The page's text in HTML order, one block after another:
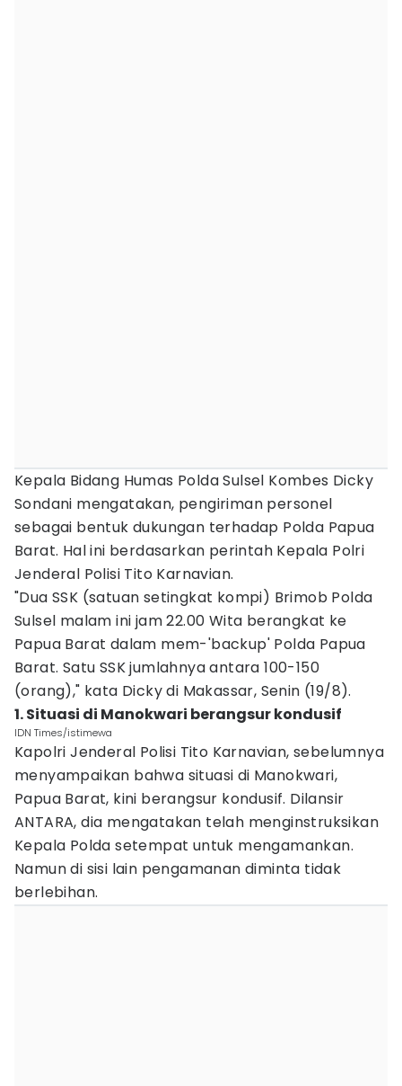
Kepala Bidang Humas Polda Sulsel Kombes Dicky
Sondani mengatakan, pengiriman personel
sebagai bentuk dukungan terhadap Polda Papua
Barat. Hal ini berdasarkan perintah Kepala Polri
Jenderal Polisi Tito Karnavian.
"Dua SSK (satuan setingkat kompi) Brimob Polda
Sulsel malam ini jam 22.00 Wita berangkat ke
Papua Barat dalam mem-'backup' Polda Papua
Barat. Satu SSK jumlahnya antara 100-150
(orang)," kata Dicky di Makassar, Senin (19/8).
1. Situasi di Manokwari berangsur kondusif
IDN Times/istimewa
Kapolri Jenderal Polisi Tito Karnavian, sebelumnya
menyampaikan bahwa situasi di Manokwari,
Papua Barat, kini berangsur kondusif. Dilansir
ANTARA, dia mengatakan telah menginstruksikan
Kepala Polda setempat untuk mengamankan.
Namun di sisi lain pengamanan diminta tidak
berlebihan.